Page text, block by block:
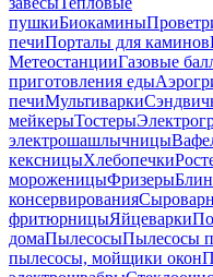
пушкиБиокамины
печиПорталы для каминов
МетеостанцииГазовые
приготовления еды
печиМультиварки
мейкерыТостеры
электрошашлычницы
кексницыХлебопечки
мороженицыФризеры
консервирования
фритюрницыЯйцеварки
домаПылесосыПылесосы
пылесосы, мойщики окон